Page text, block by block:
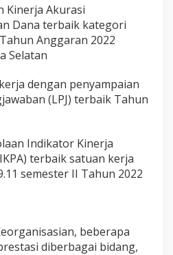
Kinerja Akurasi
Dana terbaik kategori
Anggaran 2022
Selatan
dengan penyampaian
(LPJ) terbaik Tahun
Indikator Kinerja
terbaik satuan kerja
semester II Tahun 2022
beberapa
diberbagai bidang,